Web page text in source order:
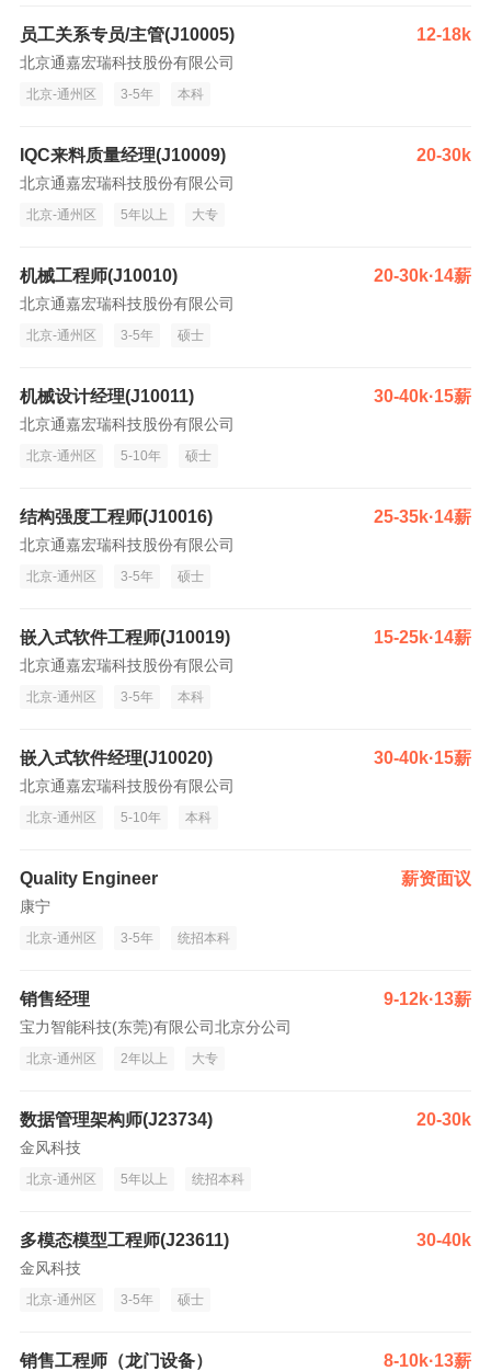
员工关系专员/主管(J10005) 12-18k
北京通嘉宏瑞科技股份有限公司
北京-通州区 3-5年 本科
IQC来料质量经理(J10009) 20-30k
北京通嘉宏瑞科技股份有限公司
北京-通州区 5年以上 大专
机械工程师(J10010) 20-30k·14薪
北京通嘉宏瑞科技股份有限公司
北京-通州区 3-5年 硕士
机械设计经理(J10011) 30-40k·15薪
北京通嘉宏瑞科技股份有限公司
北京-通州区 5-10年 硕士
结构强度工程师(J10016) 25-35k·14薪
北京通嘉宏瑞科技股份有限公司
北京-通州区 3-5年 硕士
嵌入式软件工程师(J10019) 15-25k·14薪
北京通嘉宏瑞科技股份有限公司
北京-通州区 3-5年 本科
嵌入式软件经理(J10020) 30-40k·15薪
北京通嘉宏瑞科技股份有限公司
北京-通州区 5-10年 本科
Quality Engineer 薪资面议
康宁
北京-通州区 3-5年 统招本科
销售经理 9-12k·13薪
宝力智能科技(东莞)有限公司北京分公司
北京-通州区 2年以上 大专
数据管理架构师(J23734) 20-30k
金风科技
北京-通州区 5年以上 统招本科
多模态模型工程师(J23611) 30-40k
金风科技
北京-通州区 3-5年 硕士
销售工程师（龙门设备） 8-10k·13薪